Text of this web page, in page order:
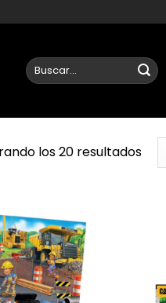
los 20 resultados
AÑADIR
A LA
LISTA
DE
DESEOS